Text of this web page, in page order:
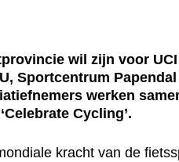
wil zijn voor
Sportcentrum
werken
Cycling’.
kracht van de